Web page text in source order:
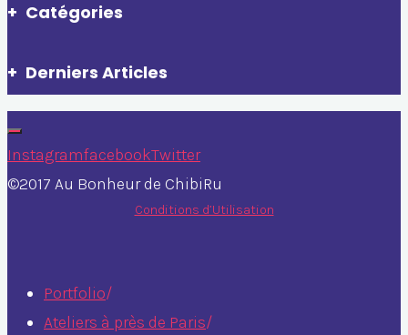
publications
Catégories
Derniers Articles
InstagramfacebookTwitter
©2017 Au Bonheur de ChibiRu
Conditions d’Utilisation
Portfolio/
Ateliers à près de Paris/